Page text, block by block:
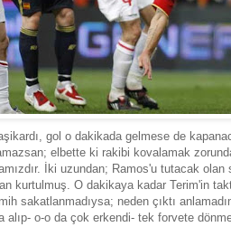
gol o dakikada gelmese de
elbette ki rakibi kovalamak
İki uzundan; Ramos'u tutacak olan
kurtulmuş. O dakikaya kadar Terim'in
sakatlanmadıysa; neden çıktı
alıp- o-o da çok erkendi- tek forvete